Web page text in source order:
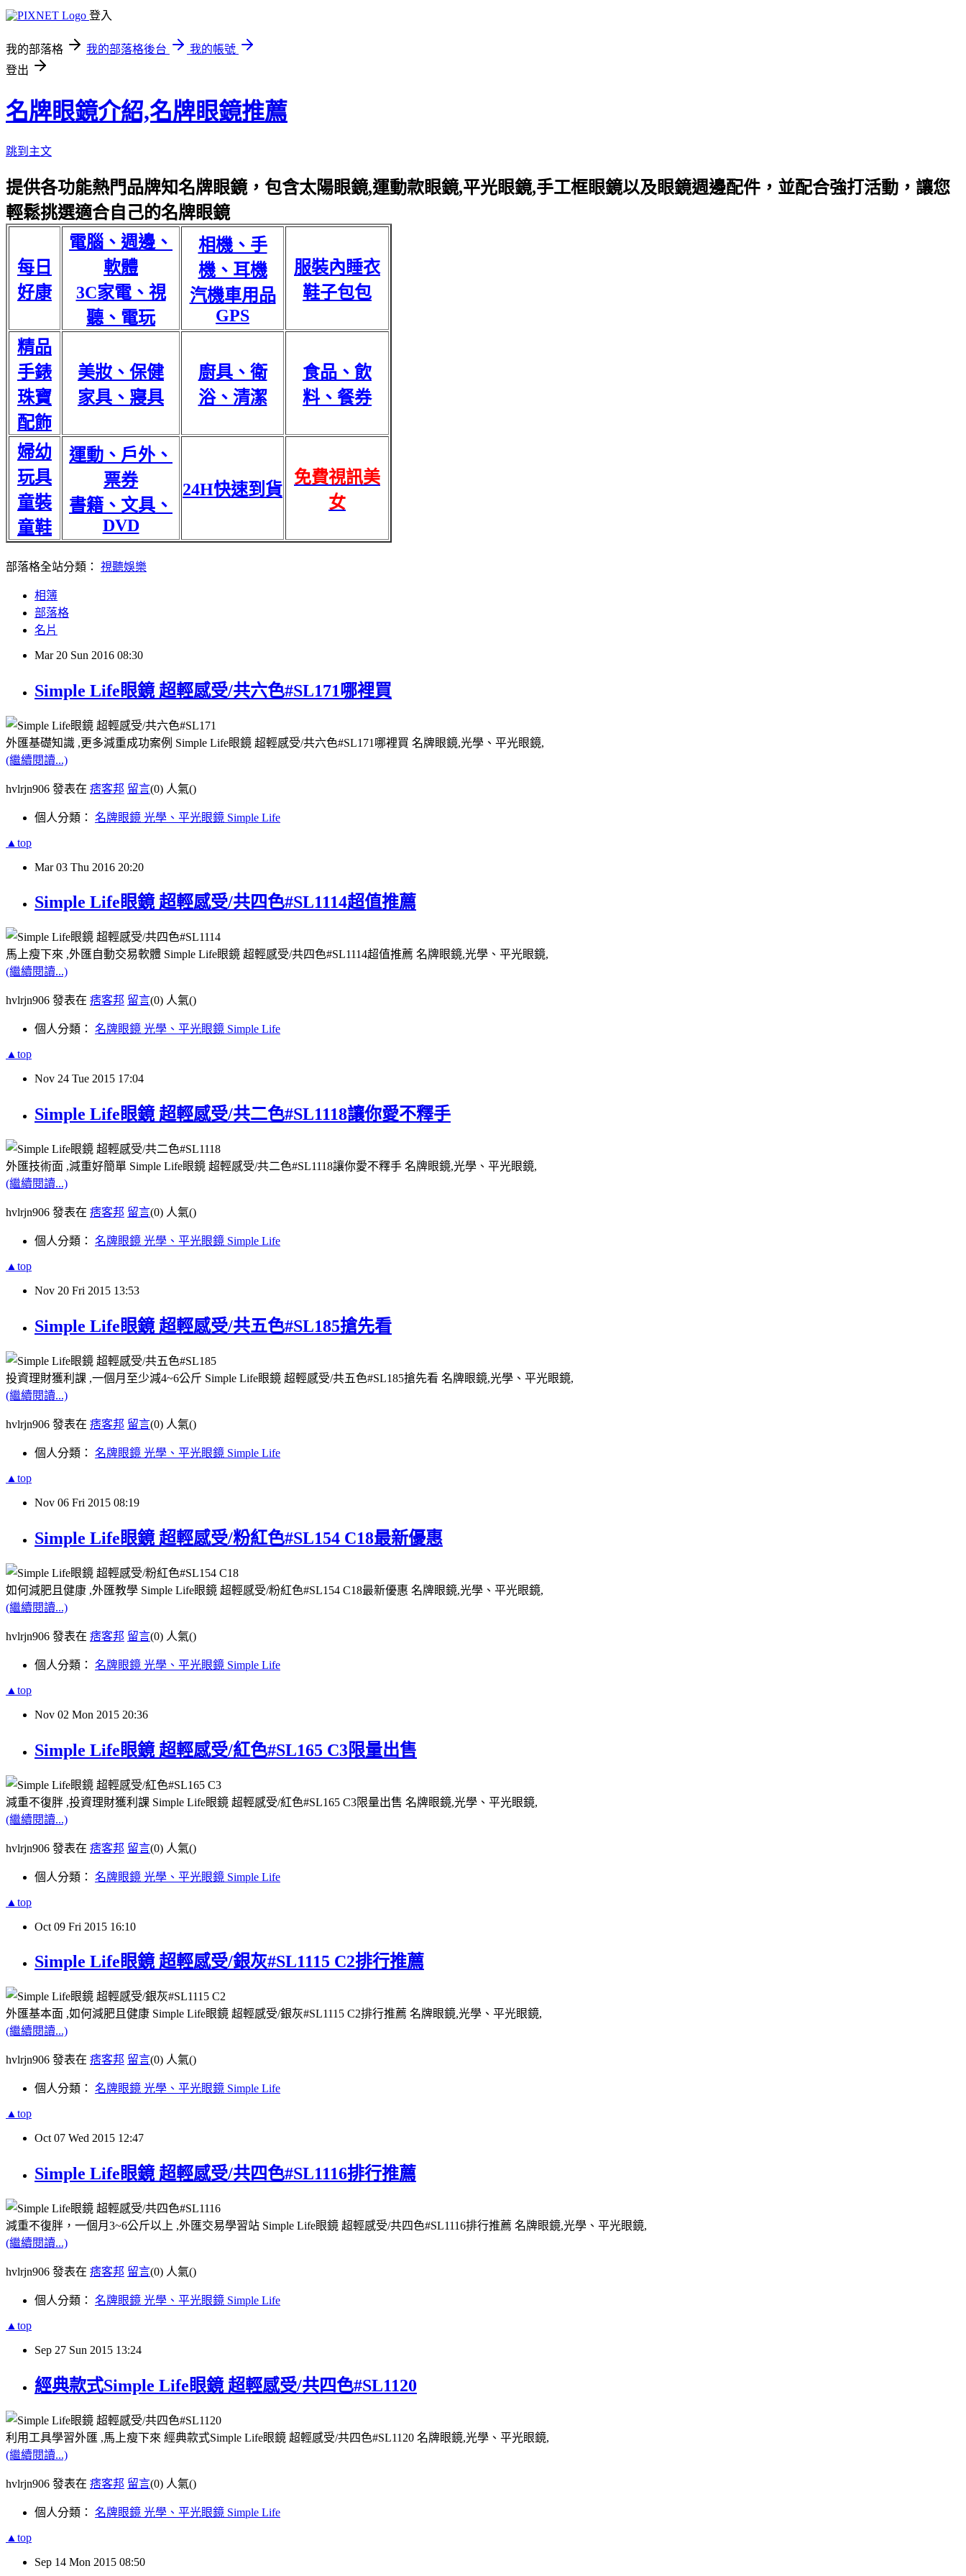
登入
我的部落格 我的部落格後台
我的帳號
登出
名牌眼鏡介紹,名牌眼鏡推薦
跳到主文
提供各功能熱門品牌知名牌眼鏡，包含太陽眼鏡,運動款眼鏡,平光眼鏡,手工框眼鏡以及眼鏡週邊配件，並配合強打活動，讓您
輕鬆挑選適合自己的名牌眼鏡
每日
好康
電腦、週邊、
軟體
3C家電、視
聽、電玩
相機、手
機、耳機
汽機車用品
GPS
服裝內睡衣
鞋子包包
精品
手錶
珠寶
配飾
美妝、保健
家具、寢具
廚具、衛
浴、清潔
食品、飲
料、餐券
婦幼
玩具
童裝
童鞋
運動、戶外、
票券
書籍、文具、
DVD
24H快速到貨
免費視訊美
女
部落格全站分類： 視聽娛樂
相簿
部落格
名片
Mar 20 Sun 2016 08:30
Simple Life眼鏡 超輕感受/共六色#SL171哪裡買
外匯基礎知識 ,更多減重成功案例 Simple Life眼鏡 超輕感受/共六色#SL171哪裡買 名牌眼鏡,光學、平光眼鏡,
(繼續閱讀...)
hvlrjn906 發表在 痞客邦 留言(0) 人氣()
個人分類： 名牌眼鏡 光學、平光眼鏡 Simple Life
▲top
Mar 03 Thu 2016 20:20
Simple Life眼鏡 超輕感受/共四色#SL1114超值推薦
馬上瘦下來 ,外匯自動交易軟體 Simple Life眼鏡 超輕感受/共四色#SL1114超值推薦 名牌眼鏡,光學、平光眼鏡,
(繼續閱讀...)
hvlrjn906 發表在 痞客邦 留言(0) 人氣()
個人分類： 名牌眼鏡 光學、平光眼鏡 Simple Life
▲top
Nov 24 Tue 2015 17:04
Simple Life眼鏡 超輕感受/共二色#SL1118讓你愛不釋手
外匯技術面 ,減重好簡單 Simple Life眼鏡 超輕感受/共二色#SL1118讓你愛不釋手 名牌眼鏡,光學、平光眼鏡,
(繼續閱讀...)
hvlrjn906 發表在 痞客邦 留言(0) 人氣()
個人分類： 名牌眼鏡 光學、平光眼鏡 Simple Life
▲top
Nov 20 Fri 2015 13:53
Simple Life眼鏡 超輕感受/共五色#SL185搶先看
投資理財獲利課 ,一個月至少減4~6公斤 Simple Life眼鏡 超輕感受/共五色#SL185搶先看 名牌眼鏡,光學、平光眼鏡,
(繼續閱讀...)
hvlrjn906 發表在 痞客邦 留言(0) 人氣()
個人分類： 名牌眼鏡 光學、平光眼鏡 Simple Life
▲top
Nov 06 Fri 2015 08:19
Simple Life眼鏡 超輕感受/粉紅色#SL154 C18最新優惠
如何減肥且健康 ,外匯教學 Simple Life眼鏡 超輕感受/粉紅色#SL154 C18最新優惠 名牌眼鏡,光學、平光眼鏡,
(繼續閱讀...)
hvlrjn906 發表在 痞客邦 留言(0) 人氣()
個人分類： 名牌眼鏡 光學、平光眼鏡 Simple Life
▲top
Nov 02 Mon 2015 20:36
Simple Life眼鏡 超輕感受/紅色#SL165 C3限量出售
減重不復胖 ,投資理財獲利課 Simple Life眼鏡 超輕感受/紅色#SL165 C3限量出售 名牌眼鏡,光學、平光眼鏡,
(繼續閱讀...)
hvlrjn906 發表在 痞客邦 留言(0) 人氣()
個人分類： 名牌眼鏡 光學、平光眼鏡 Simple Life
▲top
Oct 09 Fri 2015 16:10
Simple Life眼鏡 超輕感受/銀灰#SL1115 C2排行推薦
外匯基本面 ,如何減肥且健康 Simple Life眼鏡 超輕感受/銀灰#SL1115 C2排行推薦 名牌眼鏡,光學、平光眼鏡,
(繼續閱讀...)
hvlrjn906 發表在 痞客邦 留言(0) 人氣()
個人分類： 名牌眼鏡 光學、平光眼鏡 Simple Life
▲top
Oct 07 Wed 2015 12:47
Simple Life眼鏡 超輕感受/共四色#SL1116排行推薦
減重不復胖，一個月3~6公斤以上 ,外匯交易學習站 Simple Life眼鏡 超輕感受/共四色#SL1116排行推薦 名牌眼鏡,光學、平光眼鏡,
(繼續閱讀...)
hvlrjn906 發表在 痞客邦 留言(0) 人氣()
個人分類： 名牌眼鏡 光學、平光眼鏡 Simple Life
▲top
Sep 27 Sun 2015 13:24
經典款式Simple Life眼鏡 超輕感受/共四色#SL1120
利用工具學習外匯 ,馬上瘦下來 經典款式Simple Life眼鏡 超輕感受/共四色#SL1120 名牌眼鏡,光學、平光眼鏡,
(繼續閱讀...)
hvlrjn906 發表在 痞客邦 留言(0) 人氣()
個人分類： 名牌眼鏡 光學、平光眼鏡 Simple Life
▲top
Sep 14 Mon 2015 08:50